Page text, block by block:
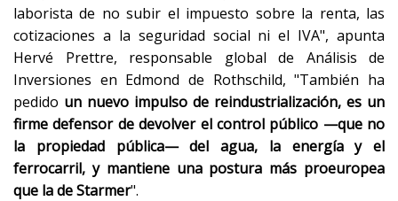
laborista de no subir el impuesto sobre la renta, las
cotizaciones a la seguridad social ni el IVA", apunta
Hervé Prettre, responsable global de Análisis de
Inversiones en Edmond de Rothschild, "También ha
pedido un nuevo impulso de reindustrialización, es un
firme defensor de devolver el control público —que no
la propiedad pública— del agua, la energía y el
ferrocarril, y mantiene una postura más proeuropea
que la de Starmer".